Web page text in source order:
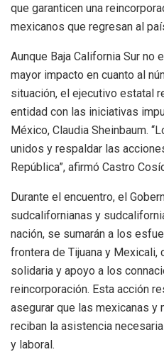
que garanticen una
mexicanos que regresan al
Aunque Baja California Sur no
mayor impacto en cuanto al
situación, el ejecutivo estatal
entidad con las iniciativas
México, Claudia Sheinbaum.
unidos y respaldar las
República”, afirmó Castro
Durante el encuentro, el
sudcalifornianas y
nación, se sumarán a los
frontera de Tijuana y Mexicali,
solidaria y apoyo a los
reincorporación. Esta acción
asegurar que las mexicanas y
reciban la asistencia
y laboral.